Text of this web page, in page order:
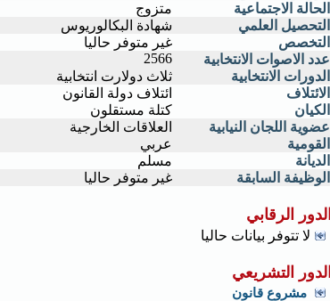
الحالة الاجتماعية
متزوج
التحصيل العلمي
شهادة البكالوريوس
التخصص
غير متوفر حاليا
عدد الاصوات الانتخابية
2566
الدورات الانتخابية
ثلاث دولارت انتخابية
الائتلاف
ائتلاف دولة القانون
الكيان
كتلة مستقلون
عضوية اللجان النيابية
العلاقات الخارجية
القومية
عربي
الديانة
مسلم
الوظيفة السابقة
غير متوفر حاليا
الدور الرقابي
لا تتوفر بيانات حاليا
الدور التشريعي
مشروع قانون